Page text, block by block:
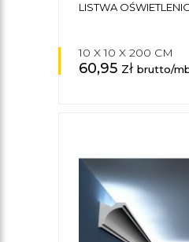
LISTWA
10 X 10 X 200 CM
60,95 zł brutto/